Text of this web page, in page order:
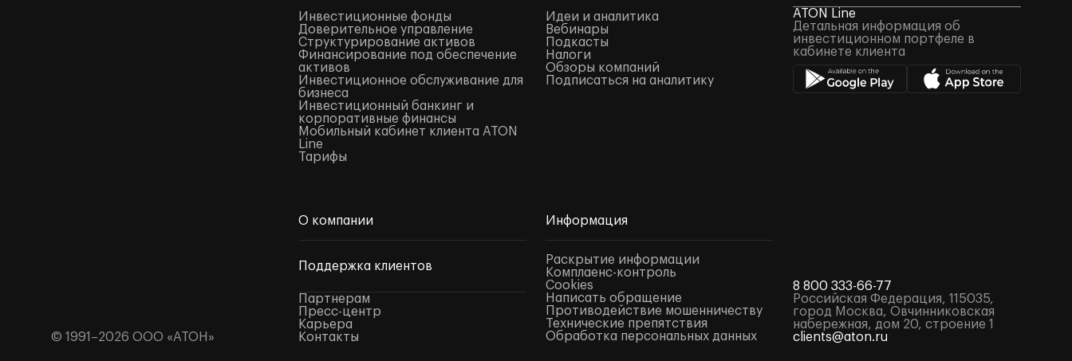
© 1991–2026 ООО «АТОН»
Инвестиционные фонды
Доверительное управление
Структурирование активов
Финансирование под обеспечение
активов
Инвестиционное обслуживание для
бизнеса
Инвестиционный банкинг и
корпоративные финансы
Мобильный кабинет клиента ATON
Line
Тарифы
Идеи и аналитика
Вебинары
Подкасты
Налоги
Обзоры компаний
Подписаться на аналитику
О компании
Поддержка клиентов
Партнерам
Пресс-центр
Карьера
Контакты
Информация
Раскрытие информации
Комплаенс-контроль
Cookies
Написать обращение
Противодействие мошенничеству
Технические препятствия
Обработка персональных данных
ATON Line
Детальная информация об
инвестиционном портфеле в
кабинете клиента
8 800 333-66-77
Российская Федерация, 115035,
город Москва, Овчинниковская
набережная, дом 20, строение 1
clients@aton.ru